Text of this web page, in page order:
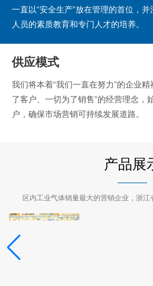
一直以“安全生产”放在管理的首位，
人员的素质教育和专门人才的培养。
供应模式
我们将本着“我们一直在努力”的企业
了客户、一切为了销售”的经营理念，
户，确保市场营销可持续发展道路。
产品展
区内工业气体销量最大的营销企业，浙